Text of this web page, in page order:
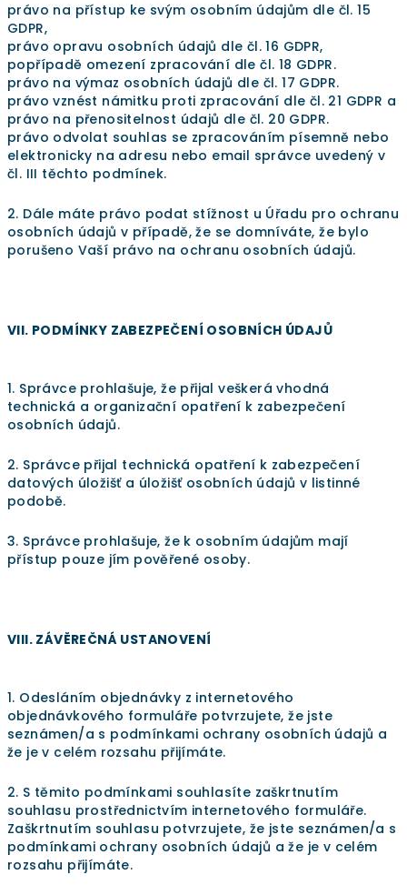
právo na přístup ke svým osobním údajům dle čl. 15
GDPR,
právo opravu osobních údajů dle čl. 16 GDPR,
popřípadě omezení zpracování dle čl. 18 GDPR.
právo na výmaz osobních údajů dle čl. 17 GDPR.
právo vznést námitku proti zpracování dle čl. 21 GDPR a
právo na přenositelnost údajů dle čl. 20 GDPR.
právo odvolat souhlas se zpracováním písemně nebo
elektronicky na adresu nebo email správce uvedený v
čl. III těchto podmínek.
2. Dále máte právo podat stížnost u Úřadu pro ochranu
osobních údajů v případě, že se domníváte, že bylo
porušeno Vaší právo na ochranu osobních údajů.
VII. PODMÍNKY ZABEZPEČENÍ OSOBNÍCH ÚDAJŮ
1. Správce prohlašuje, že přijal veškerá vhodná
technická a organizační opatření k zabezpečení
osobních údajů.
2. Správce přijal technická opatření k zabezpečení
datových úložišť a úložišť osobních údajů v listinné
podobě.
3. Správce prohlašuje, že k osobním údajům mají
přístup pouze jím pověřené osoby.
VIII. ZÁVĚREČNÁ USTANOVENÍ
1. Odesláním objednávky z internetového
objednávkového formuláře potvrzujete, že jste
seznámen/a s podmínkami ochrany osobních údajů a
že je v celém rozsahu přijímáte.
2. S těmito podmínkami souhlasíte zaškrtnutím
souhlasu prostřednictvím internetového formuláře.
Zaškrtnutím souhlasu potvrzujete, že jste seznámen/a s
podmínkami ochrany osobních údajů a že je v celém
rozsahu přijímáte.